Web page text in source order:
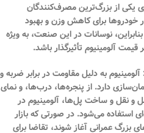
یکی از بزرگ‌ترین مصرف‌کنندگان
خودروها برای کاهش وزن و بهبود
نوسانات در این صنعت، به ویژه
قیمت آلومینیوم تأثیرگذار باشد.
آلومینیوم به دلیل مقاومت در برابر ضربه و
دارد. از پنجره‌ها، درب‌ها، و نمای
و نقل و ساخت پل‌ها، آلومینیوم در
استفاده می‌شود. در صورتی که بازار
بزرگ عمرانی آغاز شوند، تقاضا برای